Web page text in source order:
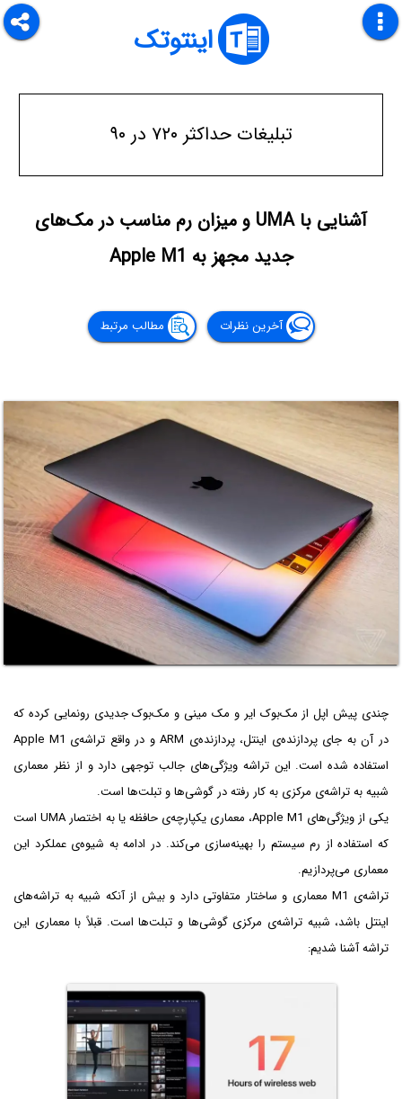
اینتوتک
تبلیغات حداکثر ۷۲۰ در ۹۰
آشنایی با UMA و میزان رم مناسب در مک‌های
جدید مجهز به Apple M1
آخرین نظرات مطالب مرتبط
چندی پیش اپل از مک‌بوک ایر و مک مینی و مک‌بوک جدیدی رونمایی کرده که
در آن به جای پردازنده‌ی اینتل، پردازنده‌ی ARM و در واقع تراشه‌ی Apple M1
استفاده شده است. این تراشه ویژگی‌های جالب توجهی دارد و از نظر معماری
شبیه به تراشه‌ی مرکزی به کار رفته در گوشی‌ها و تبلت‌ها است.
یکی از ویژگی‌های Apple M1، معماری یکپارچه‌ی حافظه یا به اختصار UMA است
که استفاده از رم سیستم را بهینه‌سازی می‌کند. در ادامه به شیوه‌ی عملکرد این
معماری می‌پردازیم.
تراشه‌ی M1 معماری و ساختار متفاوتی دارد و بیش از آنکه شبیه به تراشه‌های
اینتل باشد، شبیه تراشه‌ی مرکزی گوشی‌ها و تبلت‌ها است. قبلاً با معماری این
تراشه آشنا شدیم: